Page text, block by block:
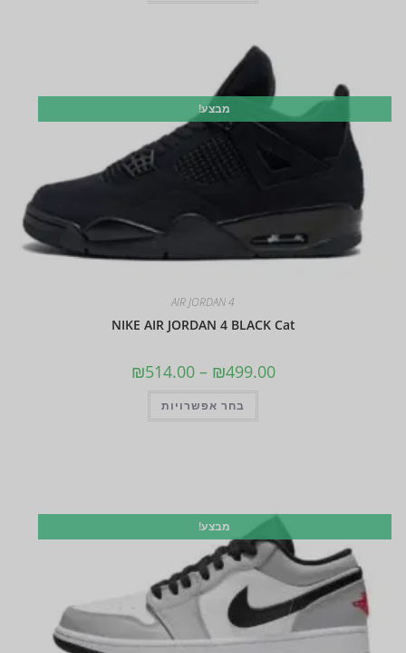
מבצע!
AIR JORDAN 4
NIKE AIR JORDAN 4 BLACK Cat
₪499.00
–
₪514.00
בחר אפשרויות
מבצע!